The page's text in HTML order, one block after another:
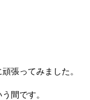
張ってみました。
間です。